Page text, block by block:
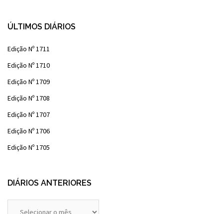
ÚLTIMOS DIÁRIOS
Edição Nº 1711
Edição Nº 1710
Edição Nº 1709
Edição Nº 1708
Edição Nº 1707
Edição Nº 1706
Edição Nº 1705
DIÁRIOS ANTERIORES